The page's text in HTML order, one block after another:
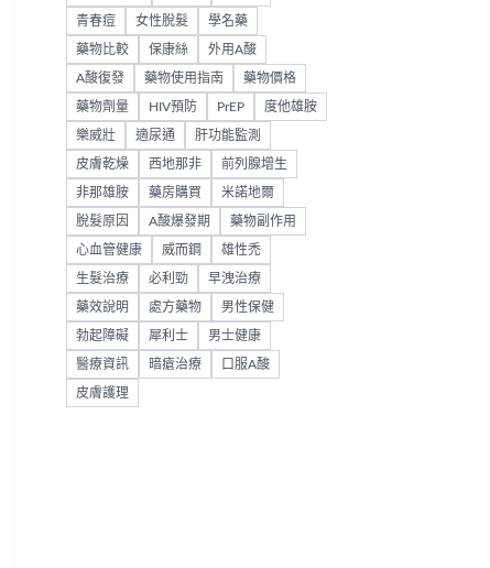
青春痘 女性脫髮 學名藥
藥物比較 保康絲 外用A酸
A酸復發 藥物使用指南 藥物價格
藥物劑量 HIV預防 PrEP 度他雄胺
樂威壯 適尿通 肝功能監測
皮膚乾燥 西地那非 前列腺增生
非那雄胺 藥房購買 米諾地爾
脫髮原因 A酸爆發期 藥物副作用
心血管健康 威而鋼 雄性禿
生髮治療 必利勁 早洩治療
藥效說明 處方藥物 男性保健
勃起障礙 犀利士 男士健康
醫療資訊 暗瘡治療 口服A酸
皮膚護理